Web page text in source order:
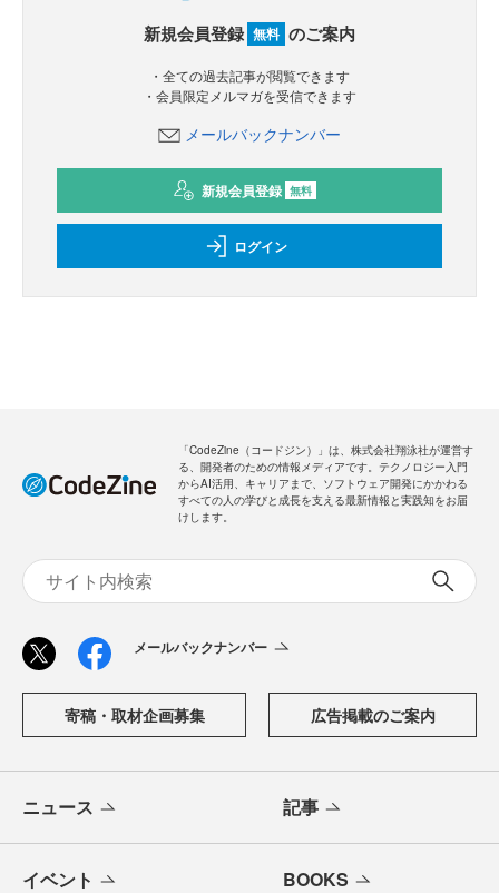
新規会員登録 無料 のご案内
・全ての過去記事が閲覧できます
・会員限定メルマガを受信できます
メールバックナンバー
新規会員登録 無料
ログイン
「CodeZine（コードジン）」は、株式会社翔泳社が運営す
る、開発者のための情報メディアです。テクノロジー入門
からAI活用、キャリアまで、ソフトウェア開発にかかわる
すべての人の学びと成長を支える最新情報と実践知をお届
けします。
メールバックナンバー
寄稿・取材企画募集 広告掲載のご案内
ニュース 記事
イベント BOOKS